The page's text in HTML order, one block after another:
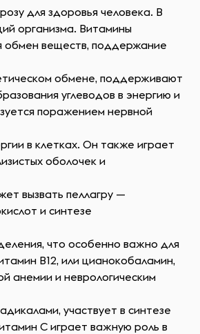
для здоровья человека. В
организма. Витамины
обмен веществ, поддержание
обмене, поддерживают
углеводов в энергию и
поражением нервной
в клетках. Он также играет
оболочек и
вызвать пеллагру —
и синтезе
что особенно важно для
B12, или цианокобаламин,
анемии и неврологическим
участвует в синтезе
C играет важную роль в